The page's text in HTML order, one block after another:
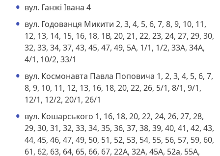
вул. Ганжі Івана 4
вул. Годованця Микити 2, 3, 4, 5, 6, 7, 8, 9, 10, 11,
12, 13, 14, 15, 16, 18, 1В, 20, 21, 22, 23, 24, 27, 29, 30,
32, 33, 34, 37, 43, 45, 47, 49, 5А, 1/1, 1/2, 33А, 34А,
4/1, 10/2, 33/1
вул. Космонавта Павла Поповича 1, 2, 3, 4, 5, 6, 7,
8, 9, 10, 11, 12, 13, 16, 18, 20, 22, 26, 5/1, 8/1, 9/1,
12/1, 12/2, 20/1, 26/1
вул. Кошарського 1, 16, 18, 20, 22, 24, 26, 27, 28,
29, 30, 31, 32, 33, 34, 35, 36, 37, 38, 39, 40, 41, 42, 43,
44, 45, 46, 47, 49, 50, 51, 52, 53, 54, 55, 56, 57, 59, 60,
61, 62, 63, 64, 65, 66, 67, 22А, 32А, 45А, 52а, 55А,